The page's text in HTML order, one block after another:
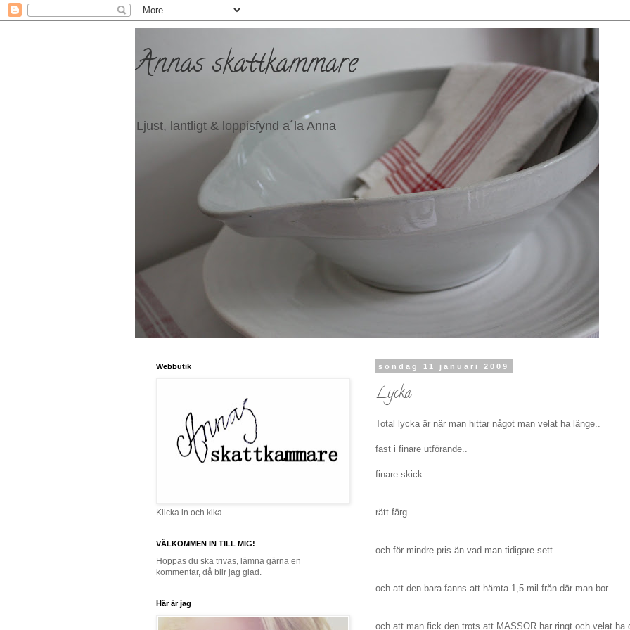
Annas skattkammare
Ljust, lantligt & loppisfynd a´la Anna
söndag 11 januari 2009
Lycka
Total lycka är när man hittar något man velat ha länge..
fast i finare utförande..
finare skick..
rätt färg..
och för mindre pris än vad man tidigare sett..
och att den bara fanns att hämta 1,5 mil från där man bor..
och att man fick den trots att MASSOR har ringt och velat ha
Webbutik
Klicka in och kika
VÄLKOMMEN IN TILL MIG!
Hoppas du ska trivas, lämna gärna en
kommentar, då blir jag glad.
Här är jag